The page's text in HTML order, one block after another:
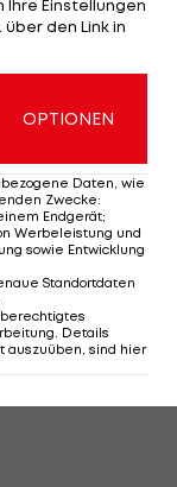
2000 für
ADMIRAL
als Manager
2009
coachte
bei
Ihre Einstellungen
den Link in
OPTIONEN
Daten, wie
Zwecke:
Endgerät;
Werbeleistung und
sowie Entwicklung
Standortdaten
Details
auszuüben, sind hier